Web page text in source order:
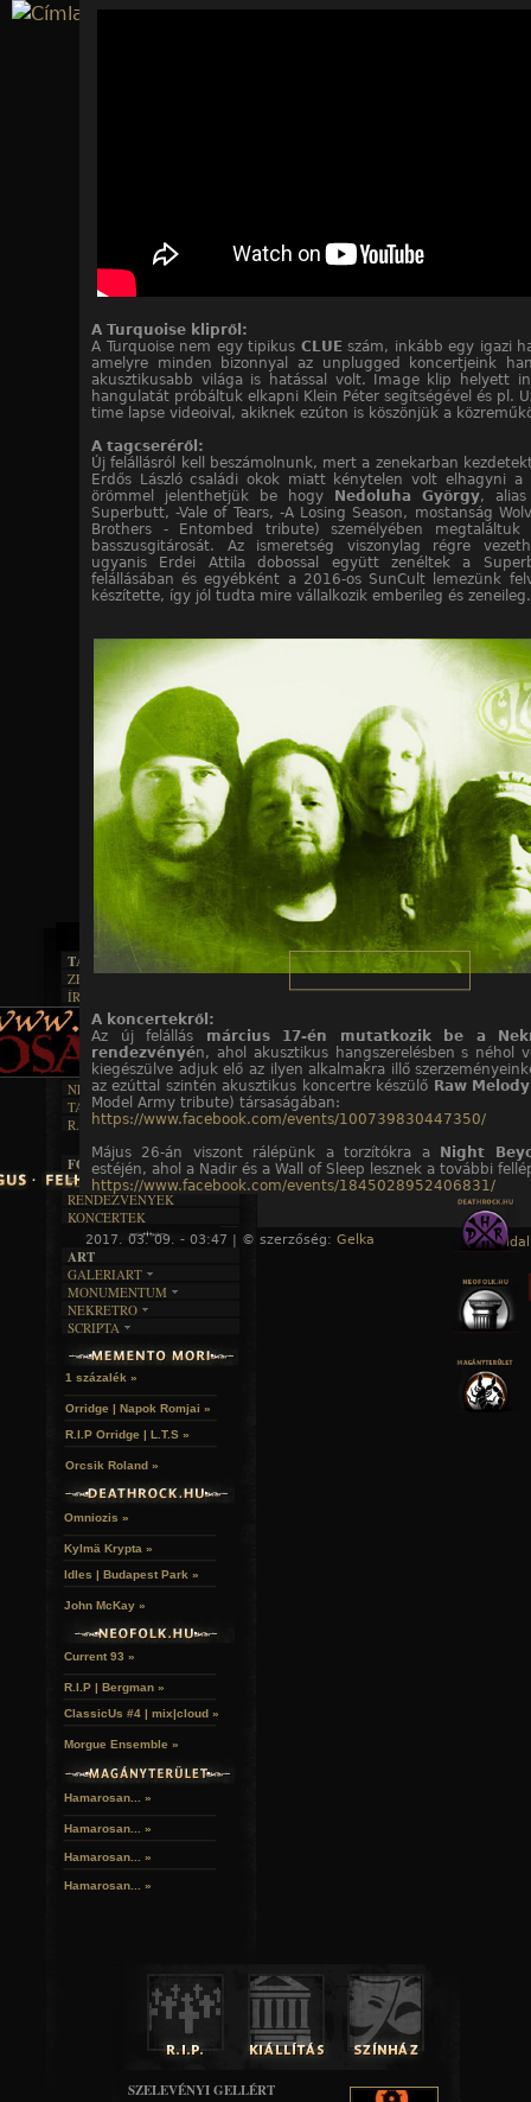
Jump to navigation
A Turquoise klipről:
A Turquoise nem egy tipikus CLUEszám, inkább egy igazi
amelyre minden bizonnyal az unplugged koncertjeink
akusztikusabb világa is hatással volt. Image klip helyett
hangulatát próbáltuk elkapni Klein Péter segítségével és pl.
time lapse videoival, akiknek ezúton is köszönjük a
A tagcseréről:
Új felállásról kell beszámolnunk, mert a zenekarban
Erdős László családi okok miatt kénytelen volt elhagyni a
örömmel jelenthetjük be hogy
Nedoluha György,
Superbutt, -Vale of Tears, -A Losing Season, mostanság
Brothers - Entombed tribute) személyében megtaláltuk
basszusgitárosát. Az ismeretség viszonylag régre
ugyanis Erdei Attila dobossal együtt zenéltek a
felállásában és egyébként a 2016-os SunCult lemezünk
készítette, így jól tudta mire vállalkozik emberileg és
A koncertekről:
Az új felállás
március 17-én mutatkozik be a
rendezvényén, ahol akusztikus hangszerelésben s néhol
kiegészülve adjuk elő az ilyen alkalmakra illő
az ezúttal szintén akusztikus koncertre készülő Raw
Model Army tribute) társaságában:
https://www.facebook.com/events/100739830447350/
Május 26-án viszont rálépünk a torzítókra a
Night
estéjén, ahol a Nadir és a Wall of Sleep lesznek a további
https://www.facebook.com/events/1845028952406831/
Már egy nyári fesztiválról is beszámolhatunk, szerencsére
Fekete Zaj osztálykirándulás, ahová meghívást kaptunk:
https://www.facebook.com/events/715500811942922/
2017. 03. 09. - 03:47 | © szerzőség: Gelka « Főoldal
TAJTÉKOS LAPOK
ZENE
INTERJÚK
FORDÍTÁSOK
DALSZÖVEGEK
ÍRÁSOK
IRODALOM
FILM
MŰVÉSZET
ÍRÁSTÖRTÉNET
BOSZORKÁNYKONYHA
FEKETE HUMOR
KÉPES
SZÖVEGES
RENDEZVÉNYEK
NEKROMANTIKA
AKTUÁLIS
A MÚLT
TAJTÉKOS NAPOK
R.I.P.
FOTÓGALÉRIA
FESZTIVÁLOK
RENDEZVÉNYEK
KONCERTEK
ART
GALERIART
ARTGALERI
KÉPREGÉNYEK
LAKÁSKULTS
MONUMENTUM
TEMETŐK
TEMPLOMOK
VÁRAK
HELYEK
NEKRETRO
SZUBKULT
FEKETE LYUK
RELIKVIÁK
SCRIPTA
NOVELLÁK
VERSEK
1 százalék »
Orridge | Napok Romjai »
R.I.P Orridge | L.T.S »
Orcsik Roland »
Omniozis »
Kylmä Krypta »
Idles | Budapest Park »
John McKay »
Current 93 »
R.I.P | Bergman »
ClassicUs #4 | mix|cloud »
Morgue Ensemble »
Hamarosan... »
Hamarosan... »
Hamarosan... »
Hamarosan... »
SZELEVÉNYI GELLÉRT